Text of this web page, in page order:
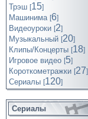
Трэш [15]
Машинима [6]
Видеоуроки [2]
Музыкальный [20]
Клипы/Концерты [18]
Игровое видео [5]
Короткометражки [27]
Cериалы [120]
Сериалы